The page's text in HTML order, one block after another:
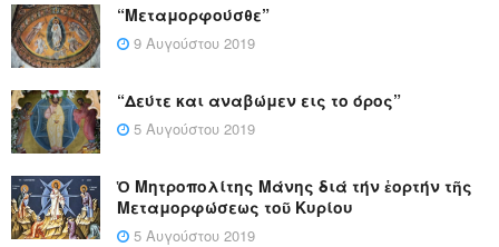
“Μεταμορφούσθε”
9 Αυγούστου 2019
“Δεύτε και αναβώμεν εις το όρος”
5 Αυγούστου 2019
Ὁ Μητροπολίτης Μάνης διά τήν ἑορτήν τῆς
Μεταμορφώσεως τοῦ Κυρίου
5 Αυγούστου 2019